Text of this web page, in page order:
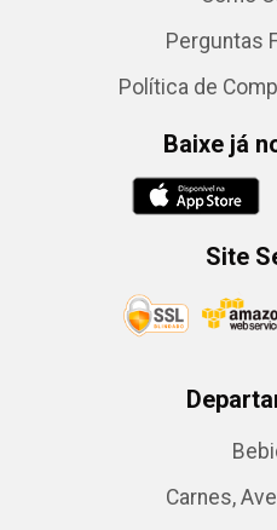
Perguntas
Política de
Baixe já
Site
Carnes,